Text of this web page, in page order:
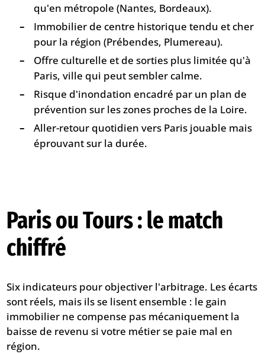
qu'en métropole (Nantes, Bordeaux).
Immobilier de centre historique tendu et cher
pour la région (Prébendes, Plumereau).
Offre culturelle et de sorties plus limitée qu'à
Paris, ville qui peut sembler calme.
Risque d'inondation encadré par un plan de
prévention sur les zones proches de la Loire.
Aller-retour quotidien vers Paris jouable mais
éprouvant sur la durée.
Paris ou Tours : le match
chiffré
Six indicateurs pour objectiver l'arbitrage. Les écarts
sont réels, mais ils se lisent ensemble : le gain
immobilier ne compense pas mécaniquement la
baisse de revenu si votre métier se paie mal en
région.